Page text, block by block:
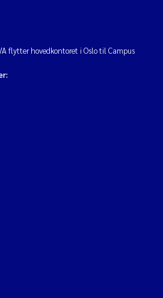
flytter hovedkontoret i Oslo til Campus